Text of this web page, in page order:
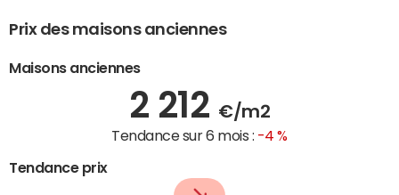
Prix des maisons anciennes
Maisons anciennes
2 212 €/m2
Tendance sur 6 mois : -4 %
Tendance prix